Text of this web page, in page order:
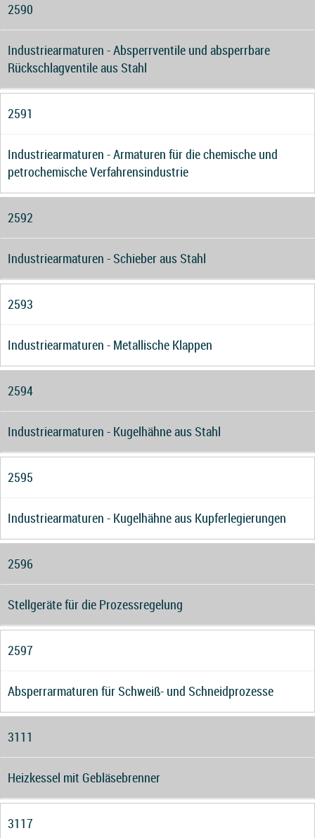
2590
Industriearmaturen - Absperrventile und absperrbare
Rückschlagventile aus Stahl
2591
Industriearmaturen - Armaturen für die chemische und
petrochemische Verfahrensindustrie
2592
Industriearmaturen - Schieber aus Stahl
2593
Industriearmaturen - Metallische Klappen
2594
Industriearmaturen - Kugelhähne aus Stahl
2595
Industriearmaturen - Kugelhähne aus Kupferlegierungen
2596
Stellgeräte für die Prozessregelung
2597
Absperrarmaturen für Schweiß- und Schneidprozesse
3111
Heizkessel mit Gebläsebrenner
3117